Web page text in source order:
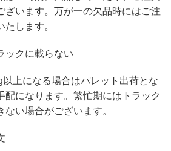
ざいます。万が一の欠品時にはご注
します。
ックに載らない
上になる場合はパレット出荷とな
配になります。繁忙期にはトラック
い場合がございます。